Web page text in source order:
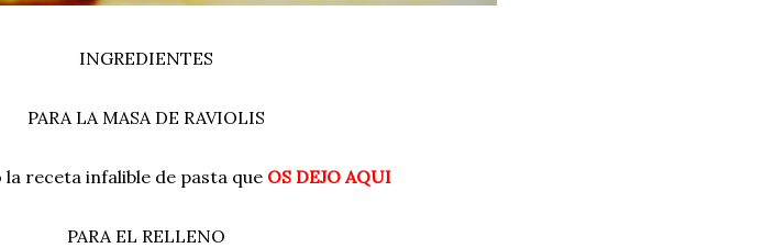
INGREDIENTES
PARA LA MASA DE RAVIOLIS
la receta infalible de pasta que OS DEJO AQUI
PARA EL RELLENO